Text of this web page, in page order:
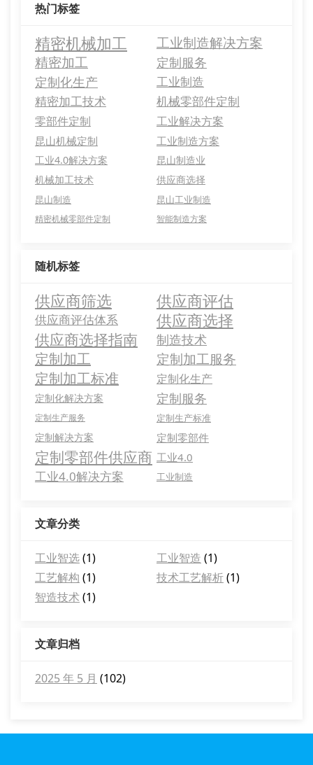
热门标签
精密机械加工
工业制造解决方案
精密加工
定制服务
定制化生产
工业制造
精密加工技术
机械零部件定制
零部件定制 工业解决方案
昆山机械定制 工业制造方案
工业4.0解决方案
昆山制造业
机械加工技术
供应商选择
昆山制造 昆山工业制造
精密机械零部件定制 智能制造方案
随机标签
供应商筛选 供应商评估
供应商评估体系 供应商选择
供应商选择指南 制造技术
定制加工 定制加工服务
定制加工标准 定制化生产
定制化解决方案 定制服务
定制生产服务 定制生产标准
定制解决方案 定制零部件
定制零部件供应商 工业4.0
工业4.0解决方案 工业制造
文章分类
工业智选(1) 工业智造 (1)
工艺解构 (1) 技术工艺解析(1)
智造技术(1)
文章归档
2025 年 5 月 (102)